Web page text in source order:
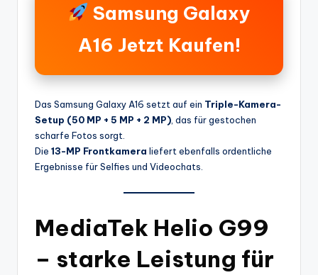
Samsung Galaxy
A16 Jetzt Kaufen!
Das Samsung Galaxy A16 setzt auf ein Triple-Kamera-
Setup (50 MP + 5 MP + 2 MP) , das für gestochen
scharfe Fotos sorgt.
Die 13-MP Frontkamera liefert ebenfalls ordentliche
Ergebnisse für Selfies und Videochats.
MediaTek Helio G99
– starke Leistung für